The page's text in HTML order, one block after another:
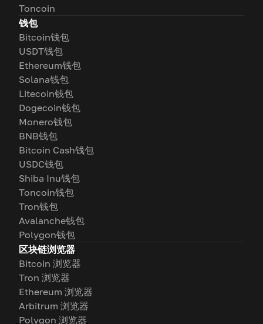
Toncoin
钱包
Bitcoin钱包
USDT钱包
Ethereum钱包
Solana钱包
Litecoin钱包
Dogecoin钱包
Monero钱包
BNB钱包
Bitcoin Cash钱包
USDC钱包
Shiba Inu钱包
Toncoin钱包
Tron钱包
Avalanche钱包
Polygon钱包
区块链浏览器
Bitcoin 浏览器
Tron 浏览器
Ethereum 浏览器
Arbitrum 浏览器
Polygon 浏览器